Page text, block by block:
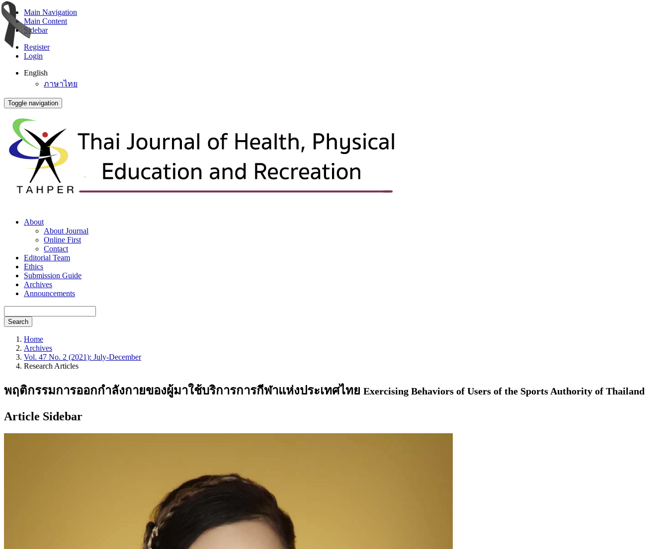
Main Navigation
Main Content
Sidebar
Register
Login
English
ภาษาไทย
Toggle navigation
About
About Journal
Online First
Contact
Editorial Team
Ethics
Submission Guide
Archives
Announcements
Search
Home
Archives
Vol. 47 No. 2 (2021): July-December
Research Articles
พฤติกรรมการออกกำลังกายของผู้มาใช้บริการการกีฬาแห่งประเทศไทย Exercising Behaviors of Users of the Sports Authority of Thailand
Article Sidebar